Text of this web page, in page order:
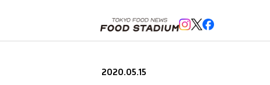
2020.05.15